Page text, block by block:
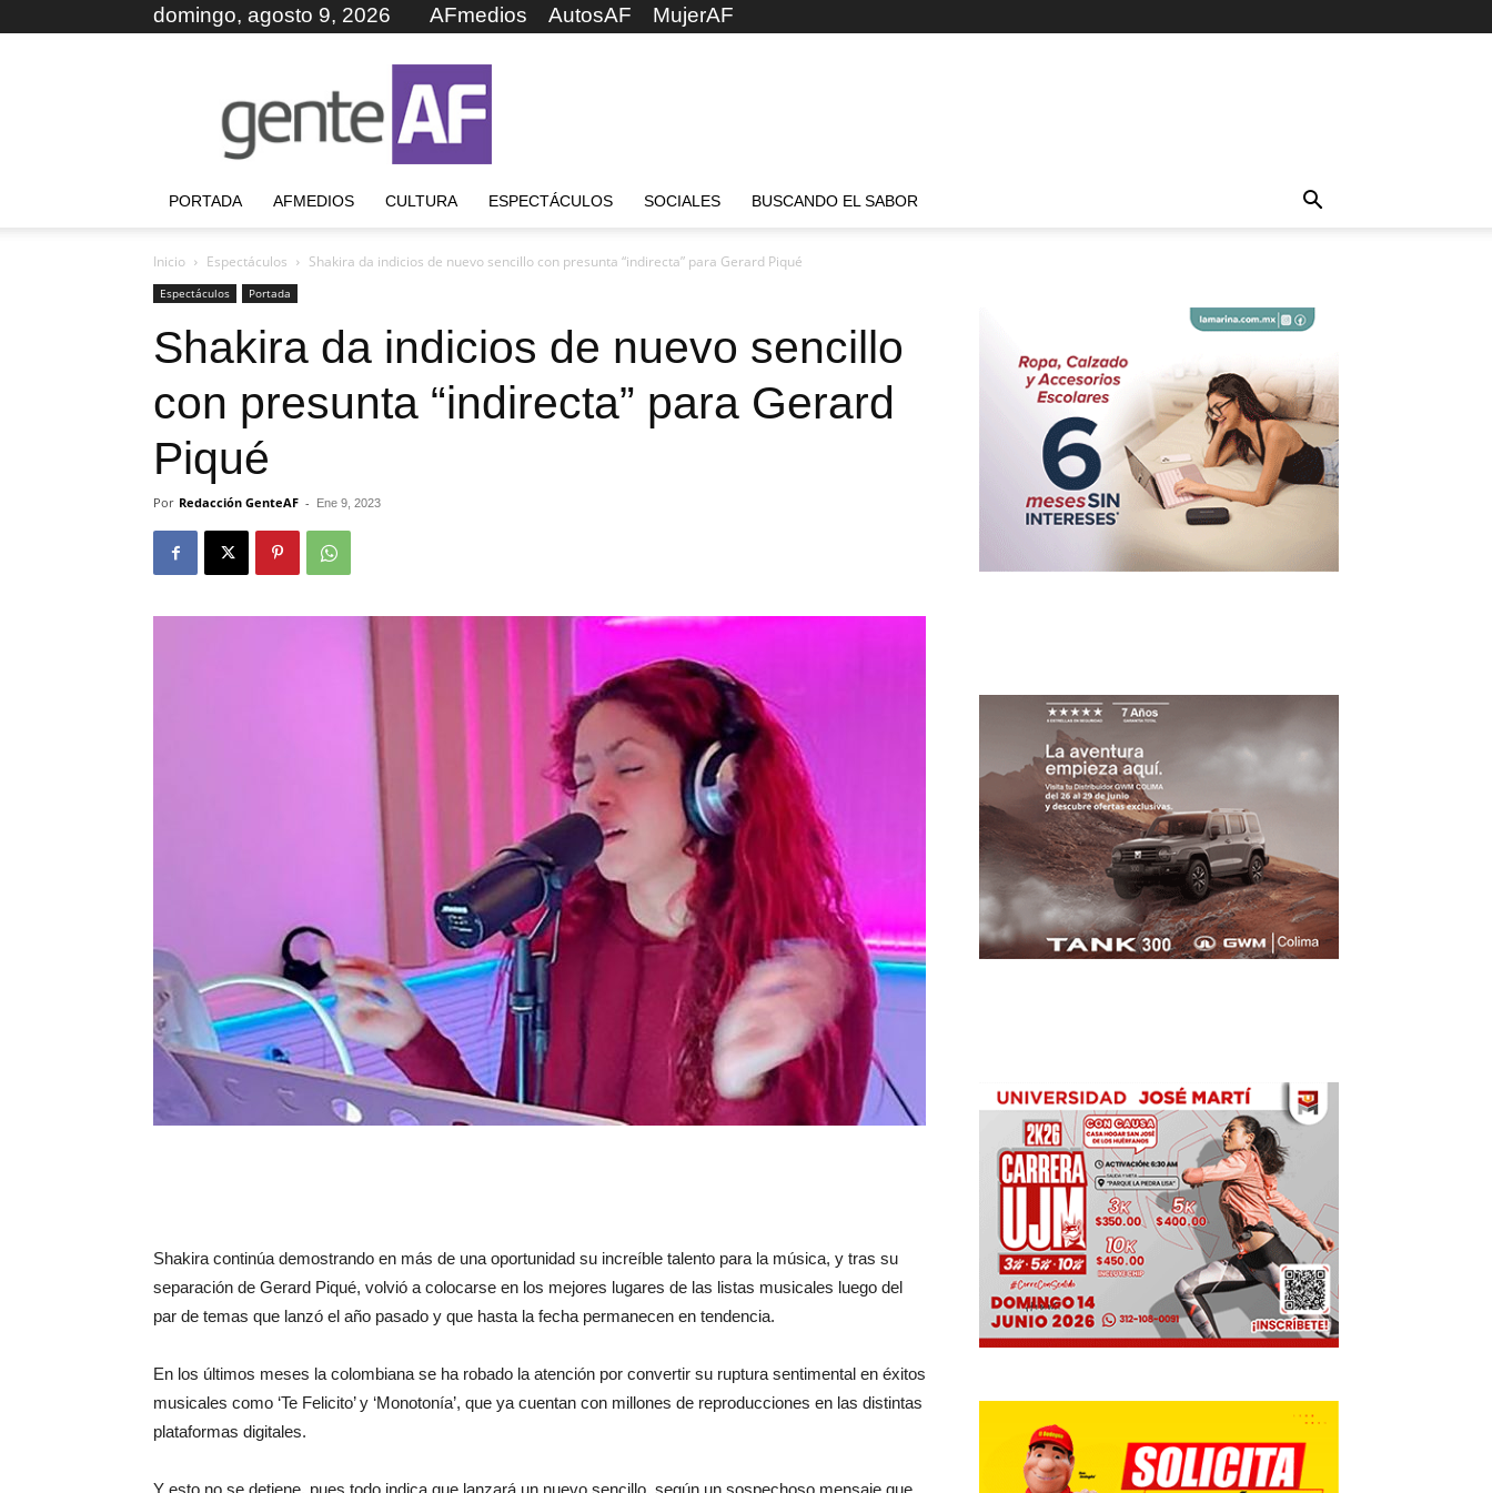
domingo, agosto 9, 2026 AFmedios AutosAF MujerAF
PORTADA AFMEDIOS CULTURA ESPECTÁCULOS SOCIALES BUSCANDO EL SABOR
Inicio Espectáculos Shakira da indicios de nuevo sencillo con presunta “indirecta” para Gerard Piqué
Espectáculos Portada
Shakira da indicios de nuevo sencillo
con presunta “indirecta” para Gerard
Piqué
Por Redacción GenteAF - Ene 9, 2023
Shakira continúa demostrando en más de una oportunidad su increíble talento para la música, y tras su
separación de Gerard Piqué, volvió a colocarse en los mejores lugares de las listas musicales luego del
par de temas que lanzó el año pasado y que hasta la fecha permanecen en tendencia.
En los últimos meses la colombiana se ha robado la atención por convertir su ruptura sentimental en éxitos
musicales como ‘Te Felicito’ y ‘Monotonía’, que ya cuentan con millones de reproducciones en las distintas
plataformas digitales.
Y esto no se detiene, pues todo indica que lanzará un nuevo sencillo, según un sospechoso mensaje que